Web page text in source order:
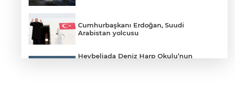
Cumhurbaşkanı Erdoğan, Suudi
Arabistan yolcusu
Heybeliada Deniz Harp Okulu’nun